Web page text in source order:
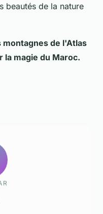
beautés de la nature
de l'Atlas
magie du Maroc.